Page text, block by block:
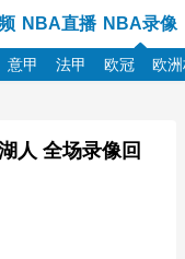
NBA直播 NBA录像
意甲 法甲 欧冠 欧
人 全场录像回